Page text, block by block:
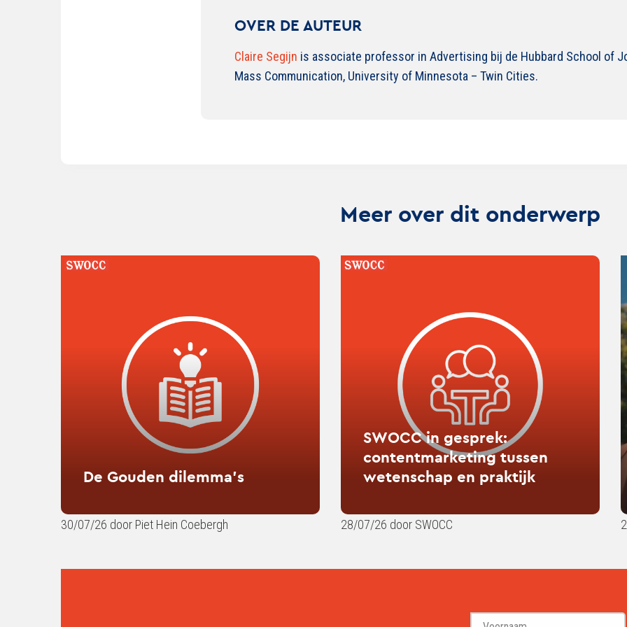
OVER DE AUTEUR
Claire Segijn is associate professor in Advertising bij de Hubbard School of
Mass Communication, University of Minnesota – Twin Cities.
Meer over dit onderwerp
De Gouden dilemma’s
30/07/26 door Piet Hein Coebergh
Lees
SWOCC in gesprek:
contentmarketing tussen
wetenschap en praktijk
28/07/26 door SWOCC
Lees
contentmarketing
doing
you